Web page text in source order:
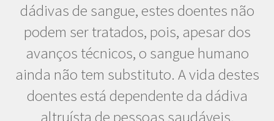
dádivas de sangue, estes doentes não
podem ser tratados, pois, apesar dos
avanços técnicos, o sangue humano
ainda não tem substituto. A vida destes
doentes está dependente da dádiva
altruísta de pessoas saudáveis.